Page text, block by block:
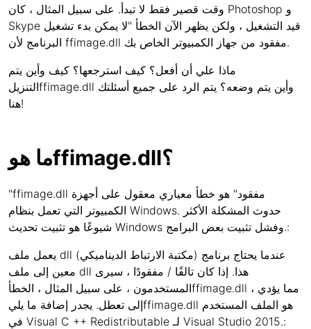
وقت قصير فقط لا تبدأ. على سبيل المثال ، كان Photoshop و
Skype قيد التشغيل ، ولكن يظهر الآن الخطأ "لا يمكن بدء تشغيل
البرنامج لأن ffimage.dll مفقود من جهاز الكمبيوتر الخاص بك.
ماذا علي أن أفعل؟ كيف استرجعها؟ كيف وأين يتم
التنزيلffimage.dll وأين يتم وضعه؟ يتم الرد على جميع أسئلتك
هنا!
ما هوffimage.dll؟
"ffimage.dll مفقود" هو خطأ معياري معقول على أجهزة
الكمبيوتر التي تعمل بنظام Windows. حدوث المشكلة الأكثر
شيوعًا هو تثبيت تحديث Windows وفشل تثبيت بعض البرامج.:
يعمل ملف dll (مكتبة الارتباط الديناميكي) عندما يحتاج برنامج
معين إلى ملف dll هذا. إذا كان تالفًا / مفقودًا ، سيرى
المستخدمون ، على سبيل المثال ، الخطأffimage.dll ، مما يؤدي
إلى تعطل. يجدر إضافة ما يليffimage.dll هو الملف المستخدم
في Visual C ++ Redistributable لـ Visual Studio 2015.: